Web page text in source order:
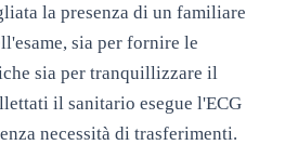
la presenza di un familiare
sia per fornire le
sia per tranquillizzare il
il sanitario esegue l'ECG
necessità di trasferimenti.